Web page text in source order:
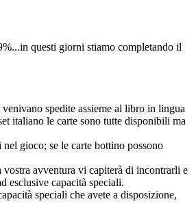
questi giorni stiamo completando il
spedite assieme al libro in lingua
italiano le carte sono tutte disponibili ma
gioco; se le carte bottino possono
vostra avventura vi capiterà di incontrarli e
esclusive capacità speciali.
speciali che avete a disposizione,